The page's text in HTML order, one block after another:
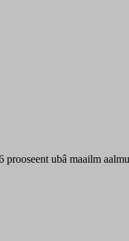
prooseent ubâ maailm